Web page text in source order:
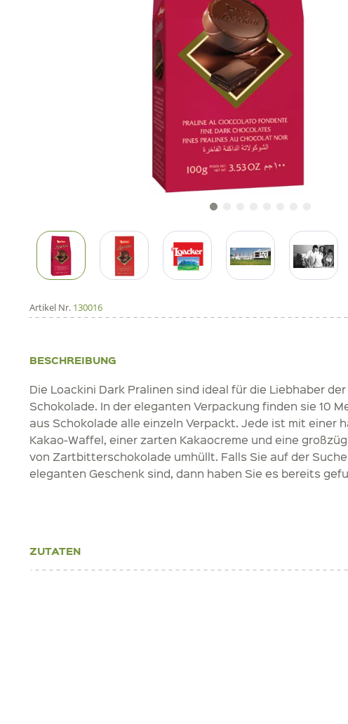
Artikel Nr. 130016
BESCHREIBUNG
Die Loackini Dark Pralinen sind ideal für die Liebhaber
Schokolade. In der eleganten Verpackung finden sie 10
aus Schokolade alle einzeln Verpackt. Jede ist mit einer
Kakao-Waffel, einer zarten Kakaocreme und eine
von Zartbitterschokolade umhüllt. Falls Sie auf der
eleganten Geschenk sind, dann haben Sie es bereits
ZUTATEN